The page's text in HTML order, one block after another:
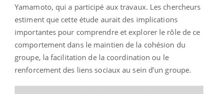
Yamamoto, qui a participé aux travaux. Les chercheurs
estiment que cette étude aurait des implications
importantes pour comprendre et explorer le rôle de ce
comportement dans le maintien de la cohésion du
groupe, la facilitation de la coordination ou le
renforcement des liens sociaux au sein d’un groupe.